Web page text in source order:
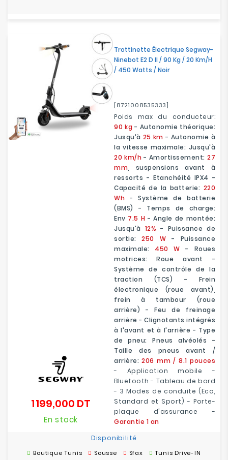
Trottinette Électrique Segway-
Ninebot E2 D II / 90 Kg / 20 Km/h
/ 450 Watts / Noir
[8721008535333]
Poids max du conducteur:
90 kg - Autonomie théorique:
Jusqu'à 25 km - Autonomie à
la vitesse maximale: Jusqu'à
20 km/h - Amortissement: 27
mm , suspensions avant à
ressorts - Etanchéité IPX4 -
Capacité de la batterie: 220
Wh - Système de batterie
(BMS) - Temps de charge:
Env 7.5 H - Angle de montée:
Jusqu'à 12% - Puissance de
sortie:250 W - Puissance
maximale: 450 W - Roues
motrices: Roue avant -
Système de contrôle de la
traction (TCS) - Frein
électronique (roue avant),
frein à tambour (roue
arrière) - Feu de freinage
arrière - Clignotants intégrés
à l'avant et à l'arrière - Type
de pneu: Pneus alvéolés -
Taille des pneus avant /
arrière:206 mm / 8.1 pouces
- Application mobile -
Bluetooth - Tableau de bord
- 3 Modes de conduite (Eco,
Standard et Sport) - Porte-
plaque d'assurance -
Garantie 1 an
1 199,000 DT
En stock
Disponibilité
Boutique Tunis Sousse Sfax Tunis Drive-IN